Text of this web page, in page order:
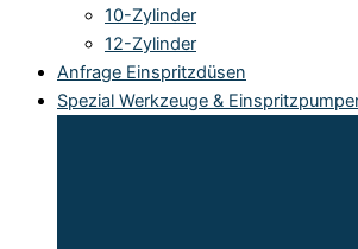
10-Zylinder
12-Zylinder
Anfrage Einspritzdüsen
Spezial Werkzeuge &